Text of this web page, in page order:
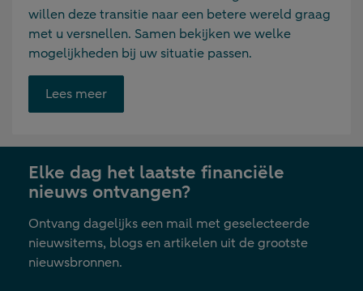
willen deze transitie naar een betere wereld graag
met u versnellen. Samen bekijken we welke
mogelijkheden bij uw situatie passen.
Lees meerOpent
link
nieuwe
tab
Elke dag het laatste financiële
nieuws ontvangen?
Ontvang dagelijks een mail met geselecteerde
nieuwsitems, blogs en artikelen uit de grootste
nieuwsbronnen.